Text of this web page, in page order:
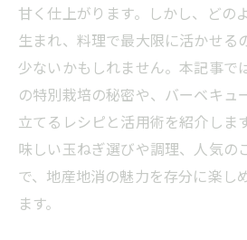
甘く仕上がります。しかし、どの
生まれ、料理で最大限に活かせる
少ないかもしれません。本記事で
の特別栽培の秘密や、バーベキュ
立てるレシピと活用術を紹介しま
味しい玉ねぎ選びや調理、人気の
で、地産地消の魅力を存分に楽し
ます。